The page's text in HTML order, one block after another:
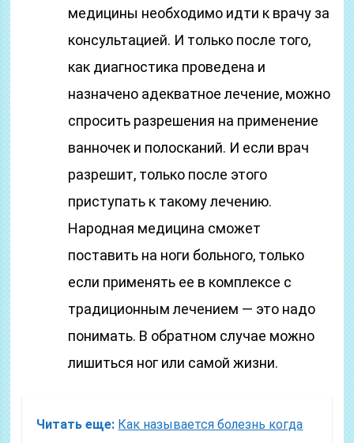
медицины необходимо идти к врачу за
консультацией. И только после того,
как диагностика проведена и
назначено адекватное лечение, можно
спросить разрешения на применение
ванночек и полосканий. И если врач
разрешит, только после этого
приступать к такому лечению.
Народная медицина сможет
поставить на ноги больного, только
если применять ее в комплексе с
традиционным лечением — это надо
понимать. В обратном случае можно
лишиться ног или самой жизни.
Читать еще: Как называется болезнь когда